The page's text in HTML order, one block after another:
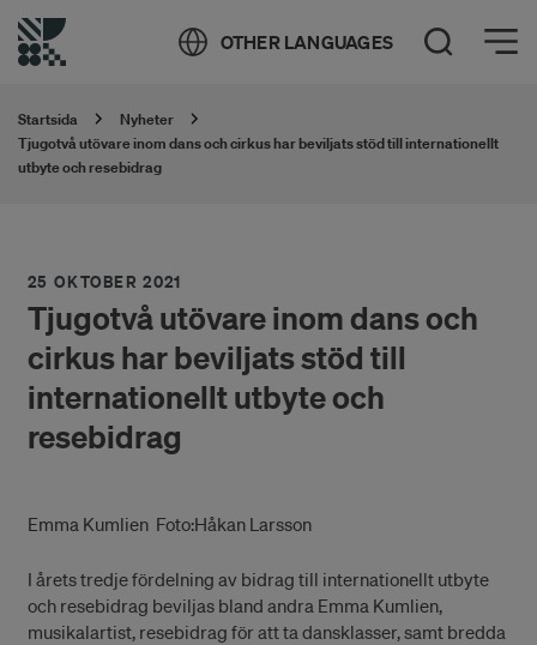
OTHER LANGUAGES Öppna sök
Öppna meny
Startsida
Nyheter
Tjugotvå utövare inom dans och cirkus har beviljats stöd till internationellt
utbyte och resebidrag
25 OKTOBER 2021
Tjugotvå utövare inom dans och
cirkus har beviljats stöd till
internationellt utbyte och
resebidrag
Emma Kumlien Foto:Håkan Larsson
I årets tredje fördelning av bidrag till internationellt utbyte
och resebidrag beviljas bland andra Emma Kumlien,
musikalartist, resebidrag för att ta dansklasser, samt bredda